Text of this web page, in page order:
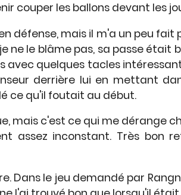
couper les ballons devant les
défense, mais il m'a un peu fait
ne le blâme pas, sa passe était
avec quelques tacles
derrière lui en mettant
ce qu'il foutait au début.
mais c'est ce qui me dérange
assez inconstant. Très bon
Dans le jeu demandé par